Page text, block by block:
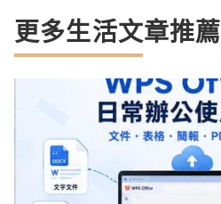
更多生活文章推薦